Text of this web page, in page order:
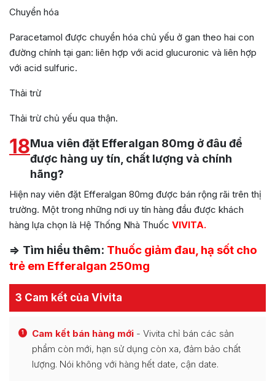
Chuyển hóa
Paracetamol được chuyển hóa chủ yếu ở gan theo hai con
đường chính tại gan: liên hợp với acid glucuronic và liên hợp
với acid sulfuric.
Thải trừ
Thải trừ chủ yếu qua thận.
18Mua viên đặt Efferalgan 80mg ở đâu để
được hàng uy tín, chất lượng và chính
hãng?
Hiện nay viên đặt Efferalgan 80mg được bán rộng rãi trên thị
trường. Một trong những nơi uy tín hàng đầu được khách
hàng lựa chọn là Hệ Thống Nhà Thuốc VIVITA.
=> Tìm hiểu thêm: Thuốc giảm đau, hạ sốt cho
trẻ em Efferalgan 250mg
3 Cam kết của Vivita
1 Cam kết bán hàng mới - Vivita chỉ bán các sản
phẩm còn mới, hạn sử dụng còn xa, đảm bảo chất
lượng. Nói không với hàng hết date, cận date.